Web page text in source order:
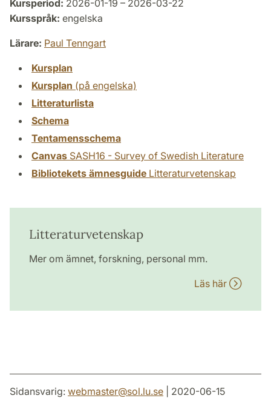
Kursperiod: 2026-01-19 – 2026-03-22
Kursspråk: engelska
Lärare: Paul Tenngart
Kursplan
Kursplan (på engelska)
Litteraturlista
Schema
Tentamensschema
Canvas SASH16 - Survey of Swedish Literature
Bibliotekets ämnesguide Litteraturvetenskap
Litteraturvetenskap
Mer om ämnet, forskning, personal mm.
Läs här
Sidansvarig: webmaster@sol.lu.se | 2020-06-15